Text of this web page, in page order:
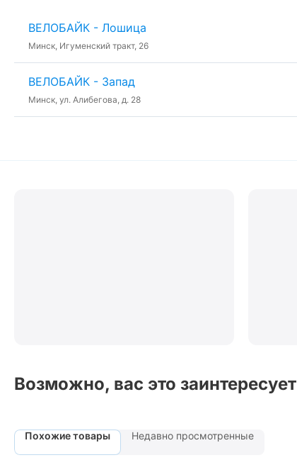
ВЕЛОБАЙК - Лошица
Минск, Игуменский тракт, 26
ВЕЛОБАЙК - Запад
Минск, ул. Алибегова, д. 28
Возможно, вас это заинтересует
Похожие товары Недавно просмотренные